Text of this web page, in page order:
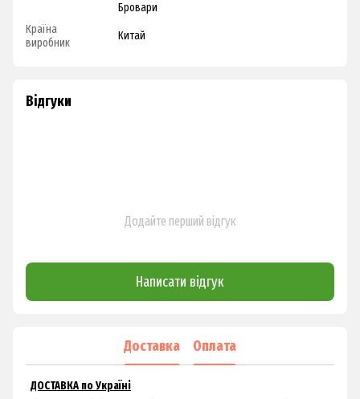
Бровари
Країна
виробник
Китай
Відгуки
Додайте перший відгук
Написати відгук
Доставка Оплата
ДОСТАВКА по Україні